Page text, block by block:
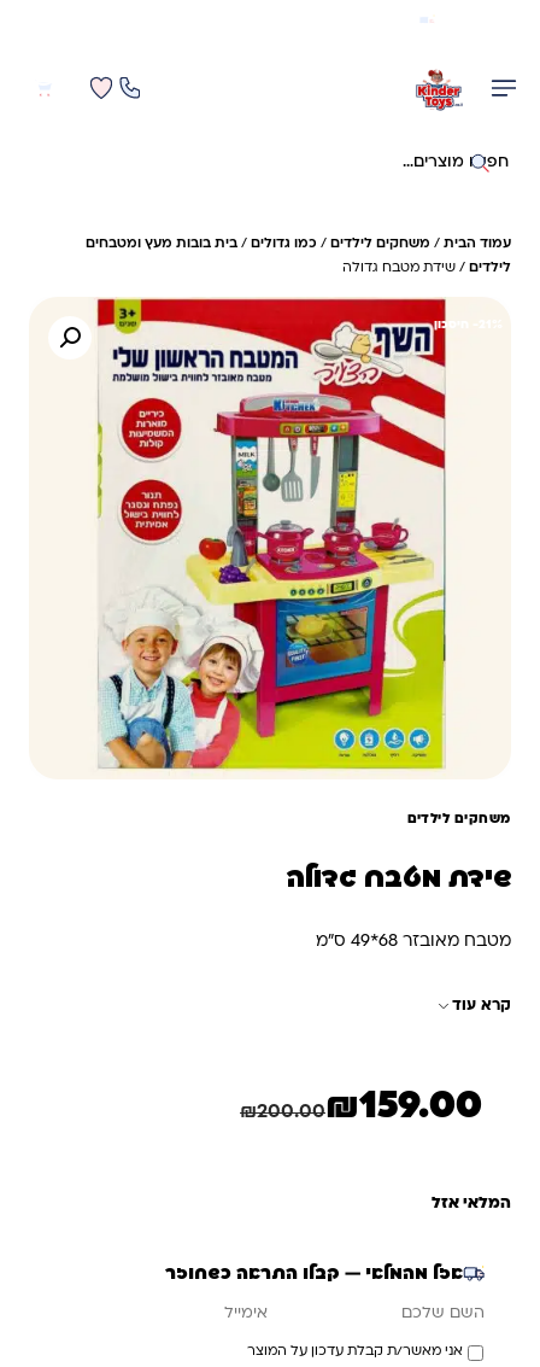
חיפוש באתר
עמוד הבית / משחקים לילדים / כמו גדולים / בית בובות מעץ ומטבחים
לילדים / שידת מטבח גדולה
משחקים לילדים
שידת מטבח גדולה
מטבח מאובזר 68*49 ס”מ
קרא עוד
₪200.00
המחיר המקורי היה: ₪200.00.
₪159.00
המחיר הנוכחי הוא: ₪159.00.
המלאי אזל
אזל מהמלאי — קבלו התראה כשחוזר
אני מאשר/ת קבלת עדכון על המוצר